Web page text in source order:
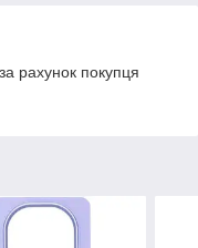
рахунок покупця